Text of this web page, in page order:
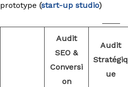
prototype (start-up studio)
Audit
SEO &
Conversi
on
Audit
Stratégiq
ue